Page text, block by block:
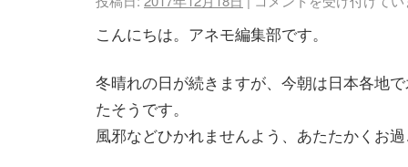
こんにちは。アネモ編集部です。
冬晴れの日が続きますが、今朝は日本各地
たそうです。
風邪などひかれませんよう、あたたかくお